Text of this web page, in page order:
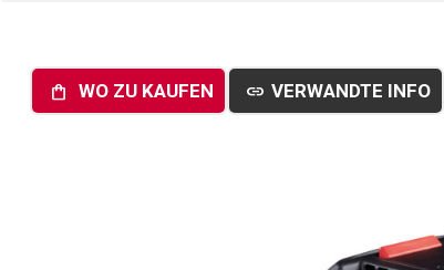
shopping_bag WO ZU KAUFEN link VERWANDTE INFO